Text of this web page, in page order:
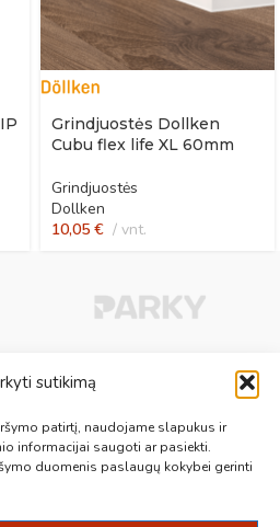
sutikimą
patirtį, naudojame slapukus ir
informacijai saugoti ar pasiekti.
duomenis paslaugų kokybei gerinti
Grindjuostės Dollken
Cubu flex life XL 60mm
Grindjuostės
Dollken
10,05 € vnt.
laminuotos, vinilinės grindys, paklotai,
kt. originalios bei kokybiškos prekės